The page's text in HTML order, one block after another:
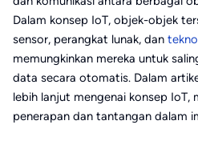
Dalam konsep IoT, objek-objek
sensor, perangkat lunak, dan
memungkinkan mereka untuk
data secara otomatis. Dalam
lebih lanjut mengenai konsep IoT,
penerapan dan tantangan dalam